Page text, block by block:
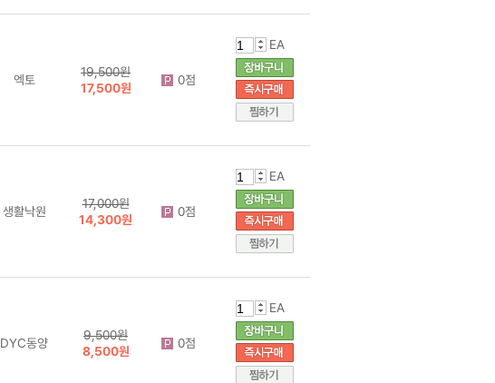
엑토
19,500원
17,500원
0점
EA
생활낙원
17,000원
14,300원
0점
EA
DYC동양
9,500원
8,500원
0점
EA